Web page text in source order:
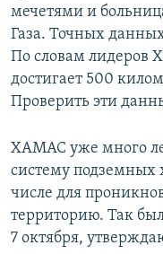
мечетями и
Газа. Точных
По словам лидеров
достигает 500
Проверить эти
ХАМАС уже много
систему подземных
числе для
территорию. Так
7 октября,